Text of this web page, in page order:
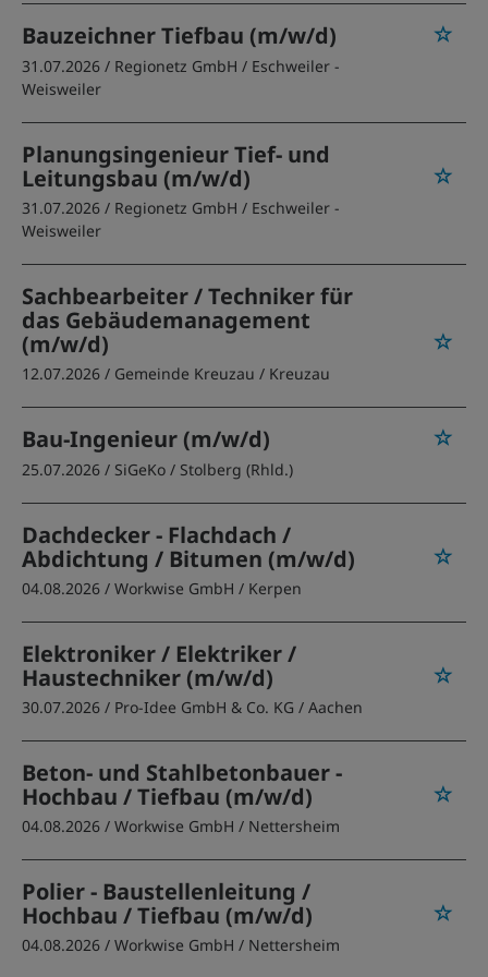
Bauzeichner Tiefbau (m/w/d)
31.07.2026 / Regionetz GmbH / Eschweiler -
Weisweiler
Planungsingenieur Tief- und
Leitungsbau (m/w/d)
31.07.2026 / Regionetz GmbH / Eschweiler -
Weisweiler
Sachbearbeiter / Techniker für
das Gebäudemanagement
(m/w/d)
12.07.2026 / Gemeinde Kreuzau / Kreuzau
Bau-Ingenieur (m/w/d)
25.07.2026 / SiGeKo / Stolberg (Rhld.)
Dachdecker - Flachdach /
Abdichtung / Bitumen (m/w/d)
04.08.2026 / Workwise GmbH / Kerpen
Elektroniker / Elektriker /
Haustechniker (m/w/d)
30.07.2026 / Pro-Idee GmbH & Co. KG / Aachen
Beton- und Stahlbetonbauer -
Hochbau / Tiefbau (m/w/d)
04.08.2026 / Workwise GmbH / Nettersheim
Polier - Baustellenleitung /
Hochbau / Tiefbau (m/w/d)
04.08.2026 / Workwise GmbH / Nettersheim